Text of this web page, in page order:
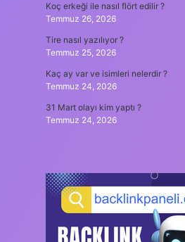
Koç erkeği ile nasıl flört edilir ?
Temmuz 26, 2026
Tire nasıl yazılıyor ?
Temmuz 25, 2026
Kaç ay var ve isimleri nelerdir ?
Temmuz 24, 2026
31 Mart olayı kim yaptı ?
Temmuz 24, 2026